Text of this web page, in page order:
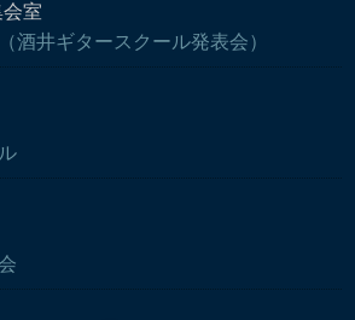
室
酒井ギタースクール発表会）